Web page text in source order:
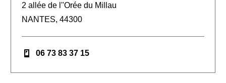
2 allée de l''Orée du Millau
NANTES, 44300
06 73 83 37 15